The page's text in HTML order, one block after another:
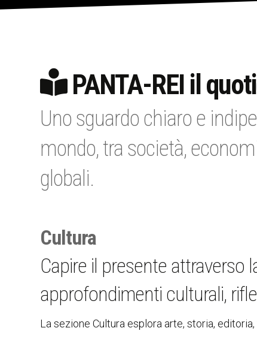
PANTA-REI il
Uno sguardo chiaro e
mondo, tra società,
globali.
Cultura
Capire il presente attraverso
approfondimenti culturali,
La sezione Cultura esplora arte, storia,